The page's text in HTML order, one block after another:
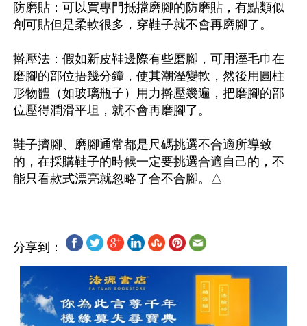
防磨貼：可以買專門抵擋磨腳的防磨貼，有點類似
創可貼但是柔軟很多，穿鞋子就不會再磨腳了。
擀壓法：假如新皮鞋邊際有些磨腳，可用溼毛巾在
磨腳的部位捂幾分鐘，使其潮溼變軟，然後用圓柱
形物體（如玻璃瓶子）用力擀壓幾遍，把磨腳的部
位壓得潤滑平坦，就不會再磨腳了。
鞋子擠腳、磨腳通常都是尺碼挑選不合適所導致
的，在採購鞋子的時候一定要挑選合適自己的，不
分享到：